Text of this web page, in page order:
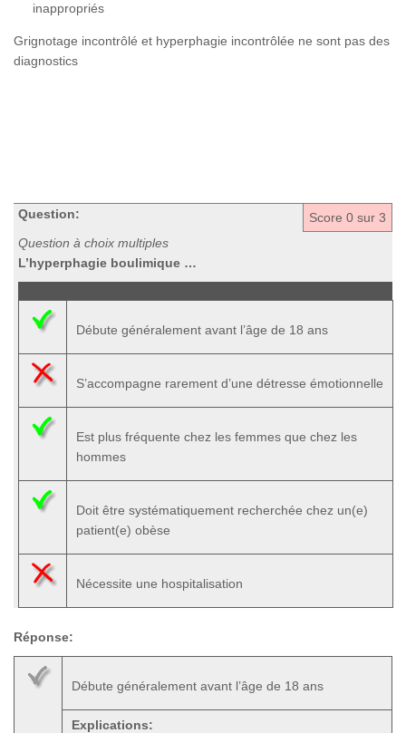
inappropriés
Grignotage incontrôlé et hyperphagie incontrôlée ne sont pas des
diagnostics
Score 0 sur 3
Question:
Question à choix multiples
L’hyperphagie boulimique …
Débute généralement avant l’âge de 18 ans
S’accompagne rarement d’une détresse émotionnelle
Est plus fréquente chez les femmes que chez les
hommes
Doit être systématiquement recherchée chez un(e)
patient(e) obèse
Nécessite une hospitalisation
Réponse:
Débute généralement avant l’âge de 18 ans
Explications: